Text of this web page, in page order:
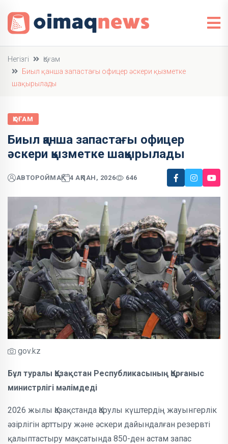
Негізгі
Қоғам
Биыл қанша запастағы офицер әскери қызметке
шақырылады
ҚОҒАМ
Биыл қанша запастағы офицер
әскери қызметке шақырылады
АВТОРОЙМАҚ 4 АҚПАН, 2026 646
gov.kz
Бұл туралы Қазақстан Республикасының Қорғаныс
министрлігі мәлімдеді
2026 жылы Қазақстанда Қарулы күштердің жауынгерлік
әзірлігін арттыру және әскери дайындалған резервті
қалыптастыру мақсатында 850-ден астам запас